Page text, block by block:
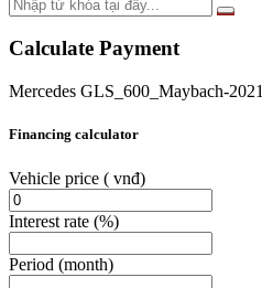
Calculate Payment
Mercedes GLS_600_Maybach-2021
Financing calculator
Vehicle price ( vnđ)
Interest rate (%)
Period (month)